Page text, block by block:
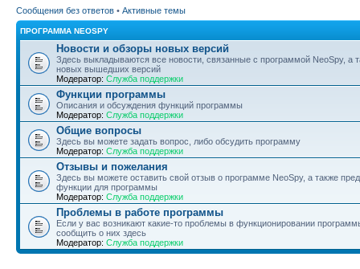
Сообщения без ответов • Активные темы
ПРОГРАММА NEOSPY
Новости и обзоры новых версий
Здесь выкладываются все новости, связанные с программой NeoSpy, а
новых вышедших версий
Модератор: Служба поддержки
Функции программы
Описания и обсуждения функций программы
Модератор: Служба поддержки
Общие вопросы
Здесь вы можете задать вопрос, либо обсудить программу
Модератор: Служба поддержки
Отзывы и пожелания
Здесь вы можете оставить свой отзыв о программе NeoSpy, а также
функции для программы
Модератор: Служба поддержки
Проблемы в работе программы
Если у вас возникают какие-то проблемы в функционировании
сообщить о них здесь
Модератор: Служба поддержки